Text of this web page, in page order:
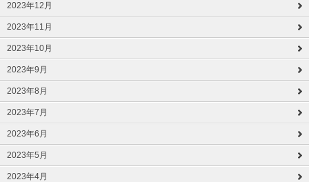
2023年12月
2023年11月
2023年10月
2023年9月
2023年8月
2023年7月
2023年6月
2023年5月
2023年4月